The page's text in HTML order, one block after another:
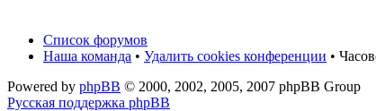
Список форумов
Наша команда • Удалить cookies конференции •
Powered by phpBB © 2000, 2002, 2005, 2007 phpBB Group
Русская поддержка phpBB